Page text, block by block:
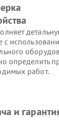
с
определить
работ.
и